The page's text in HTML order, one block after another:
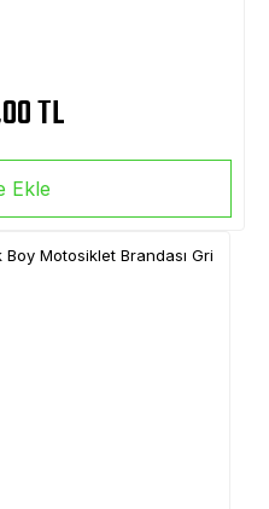
TL
Ekle